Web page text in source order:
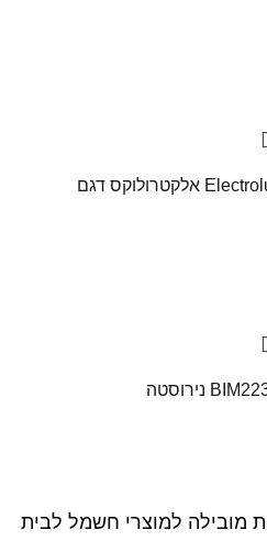
תנור פירוליטי בנוי 71 ליטר Electrolux​ אלקטרולוקס דגם
מובילה למוצרי חשמל לבית